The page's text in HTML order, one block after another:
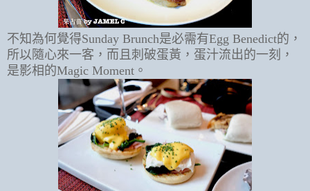
不知為何覺得Sunday Brunch是必需有Egg Benedict的，
所以隨心來一客，而且刺破蛋黃，蛋汁流出的一刻，
是影相的Magic Moment。